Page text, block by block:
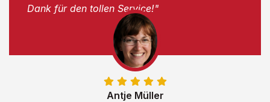
Antje Müller
Dank für den tollen Service!"